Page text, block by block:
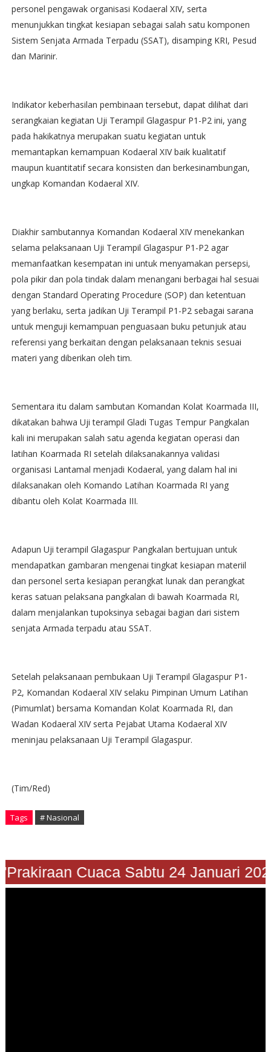
personel pengawak organisasi Kodaeral XIV, serta
menunjukkan tingkat kesiapan sebagai salah satu komponen
Sistem Senjata Armada Terpadu (SSAT), disamping KRI, Pesud
dan Marinir.
Indikator keberhasilan pembinaan tersebut, dapat dilihat dari
serangkaian kegiatan Uji Terampil Glagaspur P1-P2 ini, yang
pada hakikatnya merupakan suatu kegiatan untuk
memantapkan kemampuan Kodaeral XIV baik kualitatif
maupun kuantitatif secara konsisten dan berkesinambungan,
ungkap Komandan Kodaeral XIV.
Diakhir sambutannya Komandan Kodaeral XIV menekankan
selama pelaksanaan Uji Terampil Glagaspur P1-P2 agar
memanfaatkan kesempatan ini untuk menyamakan persepsi,
pola pikir dan pola tindak dalam menangani berbagai hal sesuai
dengan Standard Operating Procedure (SOP) dan ketentuan
yang berlaku, serta jadikan Uji Terampil P1-P2 sebagai sarana
untuk menguji kemampuan penguasaan buku petunjuk atau
referensi yang berkaitan dengan pelaksanaan teknis sesuai
materi yang diberikan oleh tim.
Sementara itu dalam sambutan Komandan Kolat Koarmada III,
dikatakan bahwa Uji terampil Gladi Tugas Tempur Pangkalan
kali ini merupakan salah satu agenda kegiatan operasi dan
latihan Koarmada RI setelah dilaksanakannya validasi
organisasi Lantamal menjadi Kodaeral, yang dalam hal ini
dilaksanakan oleh Komando Latihan Koarmada RI yang
dibantu oleh Kolat Koarmada III.
Adapun Uji terampil Glagaspur Pangkalan bertujuan untuk
mendapatkan gambaran mengenai tingkat kesiapan materiil
dan personel serta kesiapan perangkat lunak dan perangkat
keras satuan pelaksana pangkalan di bawah Koarmada RI,
dalam menjalankan tupoksinya sebagai bagian dari sistem
senjata Armada terpadu atau SSAT.
Setelah pelaksanaan pembukaan Uji Terampil Glagaspur P1-
P2, Komandan Kodaeral XIV selaku Pimpinan Umum Latihan
(Pimumlat) bersama Komandan Kolat Koarmada RI, dan
Wadan Kodaeral XIV serta Pejabat Utama Kodaeral XIV
meninjau pelaksanaan Uji Terampil Glagaspur.
(Tim/Red)
Tags # Nasional
Cuaca Sabtu 24 Januari